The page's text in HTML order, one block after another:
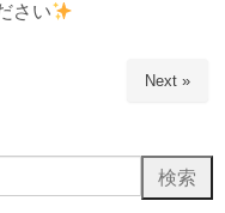
さい
Next »